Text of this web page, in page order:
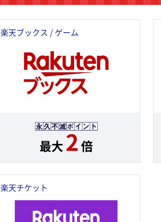
楽天ブックス / ゲーム
最大2倍
楽天チケット